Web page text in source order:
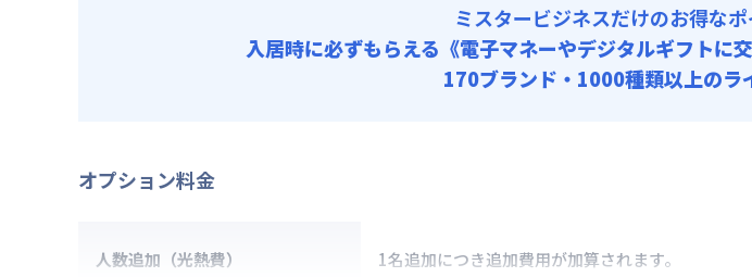
ミスタービジネスだけのお得な
入居時に必ずもらえる 《電子マネーやデジタルギフトに
170ブランド・1000種類以上のラ
オプション料金
人数追加（光熱費） 1名追加につき追加費用が加算されます。